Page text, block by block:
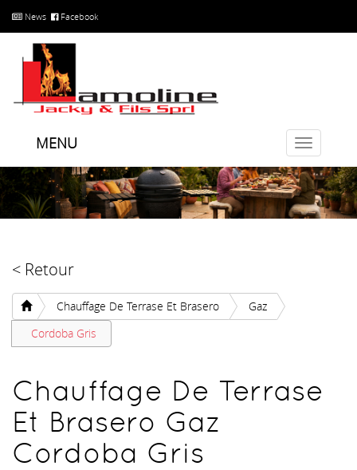
News Facebook
Toggle
MENU
< Retour
Chauffage De Terrase Et Brasero
Gaz
Cordoba Gris
Chauffage De Terrase
Et Brasero Gaz
Cordoba Gris